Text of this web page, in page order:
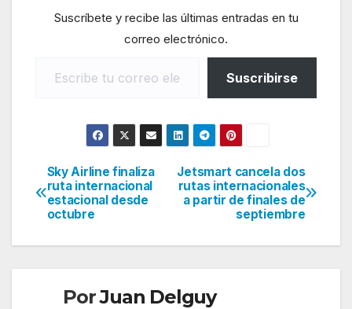
Suscríbete y recibe las últimas entradas en tu
correo electrónico.
Suscribirse
Navegación
de
entradas
Jetsmart cancela dos
rutas internacionales
a partir de finales de
septiembre
Sky Airline finaliza
ruta internacional
estacional desde
octubre
PorJuan Delguy